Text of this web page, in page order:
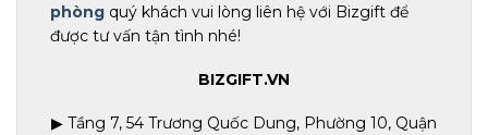
phòng quý khách vui lòng liên hệ với Bizgift để
được tư vấn tận tình nhé!
BIZGIFT.VN
▶ Tầng 7, 54 Trương Quốc Dung, Phường 10, Quận